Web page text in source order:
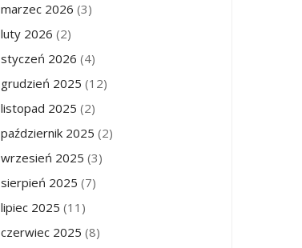
marzec 2026 (3)
luty 2026 (2)
styczeń 2026 (4)
grudzień 2025 (12)
listopad 2025 (2)
październik 2025 (2)
wrzesień 2025 (3)
sierpień 2025 (7)
lipiec 2025 (11)
czerwiec 2025 (8)